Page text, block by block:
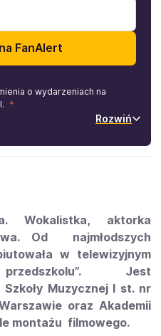
FanAlert
o wydarzeniach na
Rozwiń
Wokalistka, aktorka
Od najmłodszych
w telewizyjnym
Jest
Muzycznej I st. nr
oraz Akademii
montażu filmowego.